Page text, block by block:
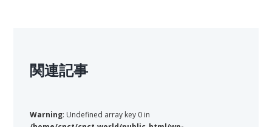
関連記事
Warning: Undefined array key 0 in